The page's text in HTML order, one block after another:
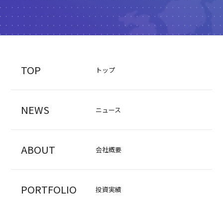
TOP トップ
NEWS ニュース
ABOUT 会社概要
PORTFOLIO 投資実績